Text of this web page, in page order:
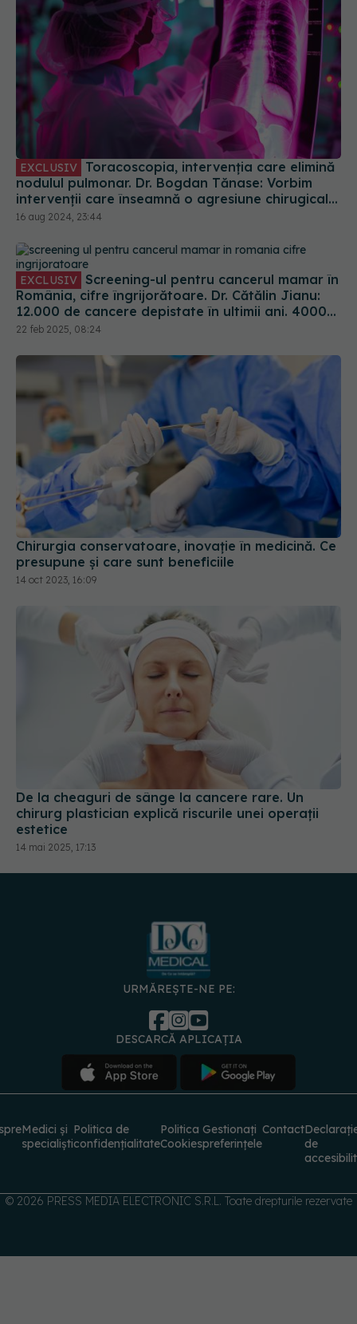
EXCLUSIV
nodulul pulmonar. Dr. Bogdan Tănase: Vorbim
intervenții care înseamnă o agresiune chirugicală
mai mică asupra organismului
16 aug 2024, 23:44
EXCLUSIV
România, cifre îngrijorătoare. Dr. Cătălin Jianu:
12.000 de cancere depistate în ultimii ani. 4000
au decedat
22 feb 2025, 08:24
Chirurgia conservatoare, inovație în medicină. Ce
presupune și care sunt beneficiile
14 oct 2023, 16:09
De la cheaguri de sânge la cancere rare. Un
chirurg plastician explică riscurile unei operații
estetice
14 mai 2025, 17:13
URMĂREȘTE-NE PE:
DESCARCĂ APLICAȚIA
Medici și
specialiști
Politica de
confidențialitate
Politica
Cookies
Gestionați
preferințele
Contact
de
© 2026 PRESS MEDIA ELECTRONIC S.R.L. Toate drepturile rezervate